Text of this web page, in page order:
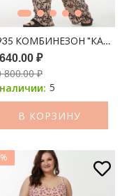
КОМБИНЕЗОН
₽
800.00 ₽
5
В КОРЗИНУ